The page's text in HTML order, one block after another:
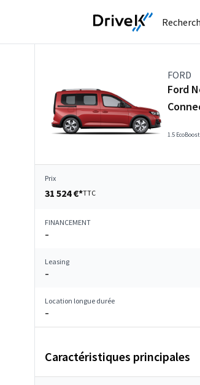
FORD
Ford
1.5
Prix
31 524 €*TTC
FINANCEMENT
–
Leasing
–
Location longue durée
–
Caractéristiques principales